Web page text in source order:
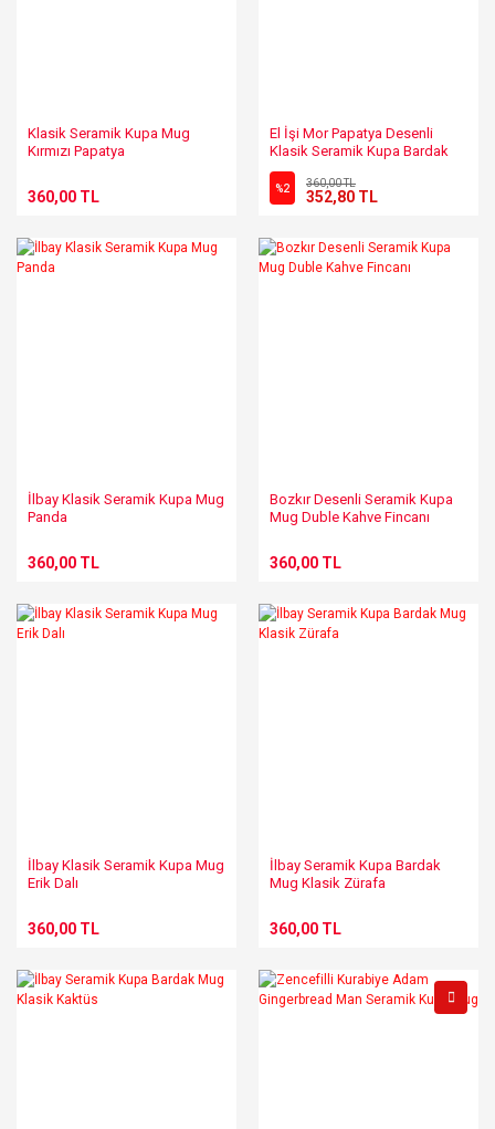
Klasik Seramik Kupa Mug
Kırmızı Papatya
360,00 TL
El İşi Mor Papatya Desenli
Klasik Seramik Kupa Bardak
Mug
%2 360,00 TL
352,80 TL
İlbay Klasik Seramik Kupa Mug
Panda
360,00 TL
Bozkır Desenli Seramik Kupa
Mug Duble Kahve Fincanı
360,00 TL
İlbay Klasik Seramik Kupa Mug
Erik Dalı
360,00 TL
İlbay Seramik Kupa Bardak
Mug Klasik Zürafa
360,00 TL